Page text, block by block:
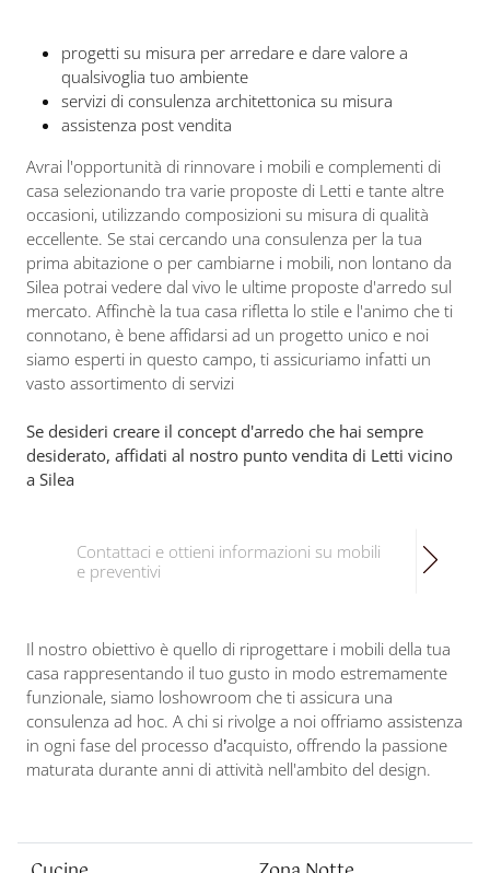
progetti su misura per arredare e dare valore a
qualsivoglia tuo ambiente
servizi di consulenza architettonica su misura
assistenza post vendita
Avrai l'opportunità di rinnovare i mobili e complementi di
casa selezionando tra varie proposte di Letti e tante altre
occasioni, utilizzando composizioni su misura di qualità
eccellente. Se stai cercando una consulenza per la tua
prima abitazione o per cambiarne i mobili, non lontano da
Silea potrai vedere dal vivo le ultime proposte d'arredo sul
mercato. Affinchè la tua casa rifletta lo stile e l'animo che ti
connotano, è bene affidarsi ad un progetto unico e noi
siamo esperti in questo campo, ti assicuriamo infatti un
vasto assortimento di servizi
Se desideri creare il concept d'arredo che hai sempre
desiderato, affidati al nostro punto vendita di Letti vicino
a Silea
Contattaci e ottieni informazioni su mobili
e preventivi
Il nostro obiettivo è quello di riprogettare i mobili della tua
casa rappresentando il tuo gusto in modo estremamente
funzionale, siamo loshowroom che ti assicura una
consulenza ad hoc. A chi si rivolge a noi offriamo assistenza
in ogni fase del processo d’acquisto, offrendo la passione
maturata durante anni di attività nell'ambito del design.